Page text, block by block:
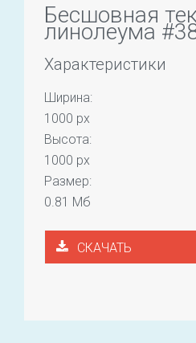
Бесшовная
линолеума
Характеристики
Ширина:
1000 px
Высота:
1000 px
Размер:
0.81 Мб
СКАЧАТЬ